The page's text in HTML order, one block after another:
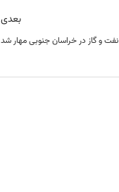
بعدی
و گاز در خراسان جنوبی مهار شد